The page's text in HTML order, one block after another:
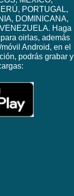
PORTUGAL,
DOMINICANA,
Haga
oirlas, además
Android, en el
podrás grabar y